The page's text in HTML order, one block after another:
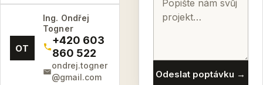
OT
Ing. Ondřej
Togner
+420 603
860 522
ondrej.togner
@gmail.com
Odeslat poptávku →